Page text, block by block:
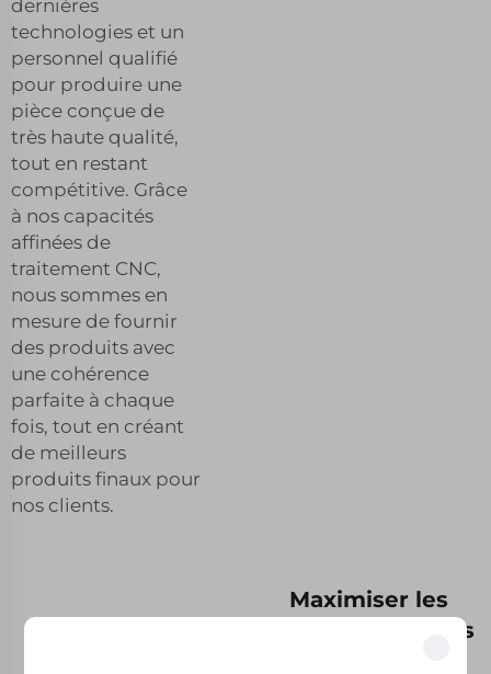
dernières
technologies et un
personnel qualifié
pour produire une
pièce conçue de
très haute qualité,
tout en restant
compétitive. Grâce
à nos capacités
affinées de
traitement CNC,
nous sommes en
mesure de fournir
des produits avec
une cohérence
parfaite à chaque
fois, tout en créant
de meilleurs
produits finaux pour
nos clients.
Maximiser les
profits avec des